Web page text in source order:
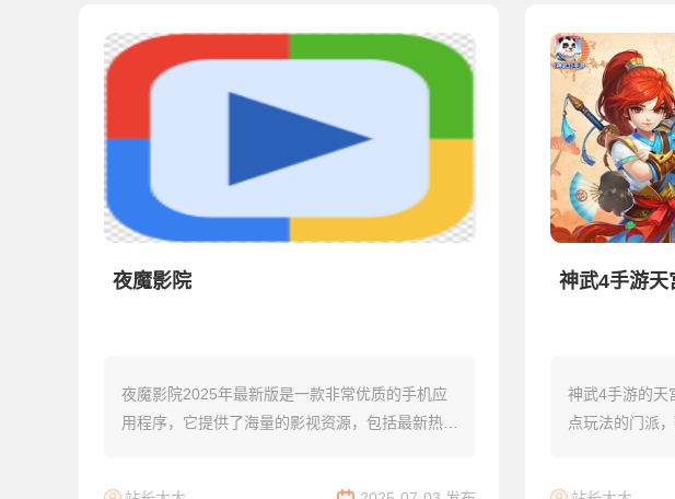
夜魔影院
夜魔影院2025年最新版是一款非常优质的手机应
用程序，它提供了海量的影视资源，包括最新热播
神武4手游天
神武4手游的天
点玩法的门派